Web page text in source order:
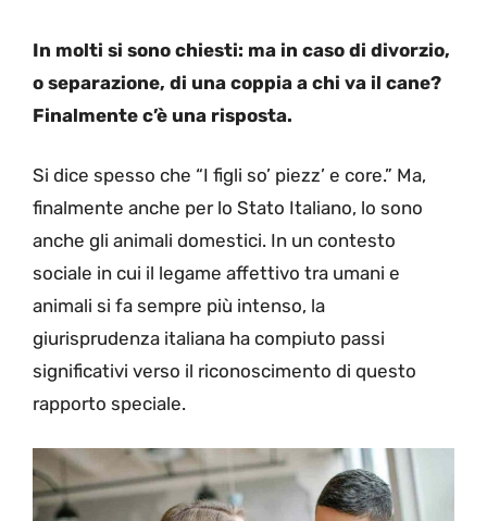
In molti si sono chiesti: ma in caso di divorzio,
o separazione, di una coppia a chi va il cane?
Finalmente c’è una risposta.
Si dice spesso che “I figli so’ piezz’ e core.” Ma,
finalmente anche per lo Stato Italiano, lo sono
anche gli animali domestici. In un contesto
sociale in cui il legame affettivo tra umani e
animali si fa sempre più intenso, la
giurisprudenza italiana ha compiuto passi
significativi verso il riconoscimento di questo
rapporto speciale.